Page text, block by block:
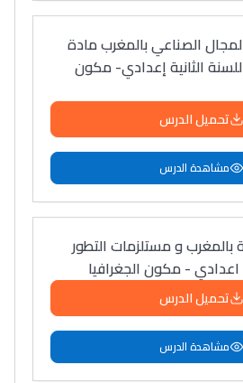
الصناعي بالمغرب مادة
الثانية إعدادي- مكون
تحميل الدرس
مشاهدة الدرس
و مستلزمات التطور
اعدادي - مكون الجغرافيا
تحميل الدرس
مشاهدة الدرس